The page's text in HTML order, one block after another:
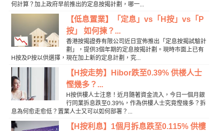
何計算？加上政府早前推出的定息按揭計劃，哪一...
【低息置業】「定息」vs「H按」vs「P
按」 如何揀？...
香港按揭證券有限公司近日宣佈推出「定息按揭試驗計
劃」，提供3個年期的定息按揭計劃。現時市面上已有
H按及P按以供選擇，現在加上新的定息計劃，究...
【H按走势】Hibor跌至0.39% 供楼人士
慳幾多？...
H按供樓人士注意！近月隨著資金流入，今日一個月銀
行同業拆息跌至0.39%，作為供樓人士究竟慳幾多？拆
息為何愈走愈低？置業人士又可以如何部署？...
【H按利息】1個月拆息跌至0.115% 供樓